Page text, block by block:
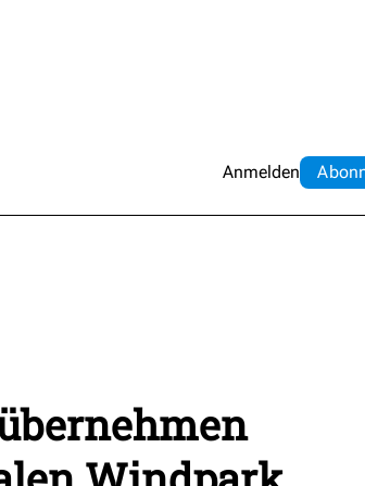
Anmelden Abo